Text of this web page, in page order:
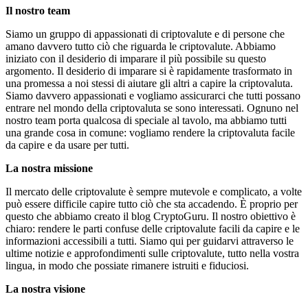
Il nostro team
Siamo un gruppo di appassionati di criptovalute e di persone che
amano davvero tutto ciò che riguarda le criptovalute. Abbiamo
iniziato con il desiderio di imparare il più possibile su questo
argomento. Il desiderio di imparare si è rapidamente trasformato in
una promessa a noi stessi di aiutare gli altri a capire la criptovaluta.
Siamo davvero appassionati e vogliamo assicurarci che tutti possano
entrare nel mondo della criptovaluta se sono interessati. Ognuno nel
nostro team porta qualcosa di speciale al tavolo, ma abbiamo tutti
una grande cosa in comune: vogliamo rendere la criptovaluta facile
da capire e da usare per tutti.
La nostra missione
Il mercato delle criptovalute è sempre mutevole e complicato, a volte
può essere difficile capire tutto ciò che sta accadendo. È proprio per
questo che abbiamo creato il blog CryptoGuru. Il nostro obiettivo è
chiaro: rendere le parti confuse delle criptovalute facili da capire e le
informazioni accessibili a tutti. Siamo qui per guidarvi attraverso le
ultime notizie e approfondimenti sulle criptovalute, tutto nella vostra
lingua, in modo che possiate rimanere istruiti e fiduciosi.
La nostra visione